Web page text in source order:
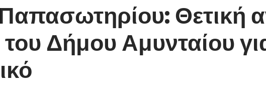
Θετική
Δήμου Αμυνταίου